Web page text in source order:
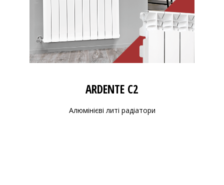
ARDENTE C2
Алюмінієві литі радіатори